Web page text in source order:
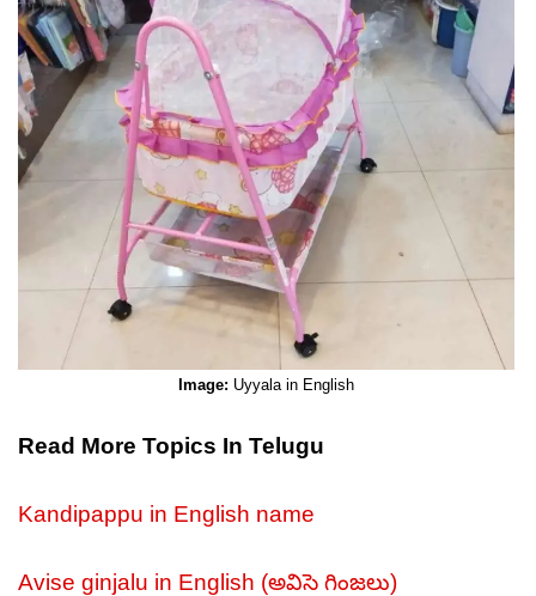
Image: Uyyala in English
Read More Topics In Telugu
Kandipappu in English name
Avise ginjalu in English (అవిసె గింజలు)